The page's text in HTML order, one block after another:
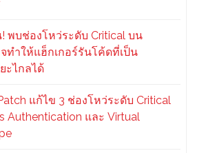
! พบช่องโหว่ระดับ Critical บน
ทำให้แฮ็กเกอร์รันโค้ดที่เป็น
ะไกลได้
แก้ไข 3 ช่องโหว่ระดับ Critical
Authentication และ Virtual